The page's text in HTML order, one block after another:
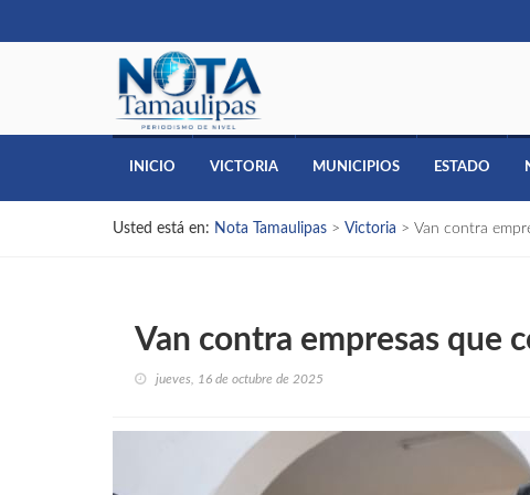
INICIO VICTORIA MUNICIPIOS ESTADO
Usted está en: Nota Tamaulipas > Victoria > Van contra
Van contra empresas que
jueves, 16 de octubre de 2025